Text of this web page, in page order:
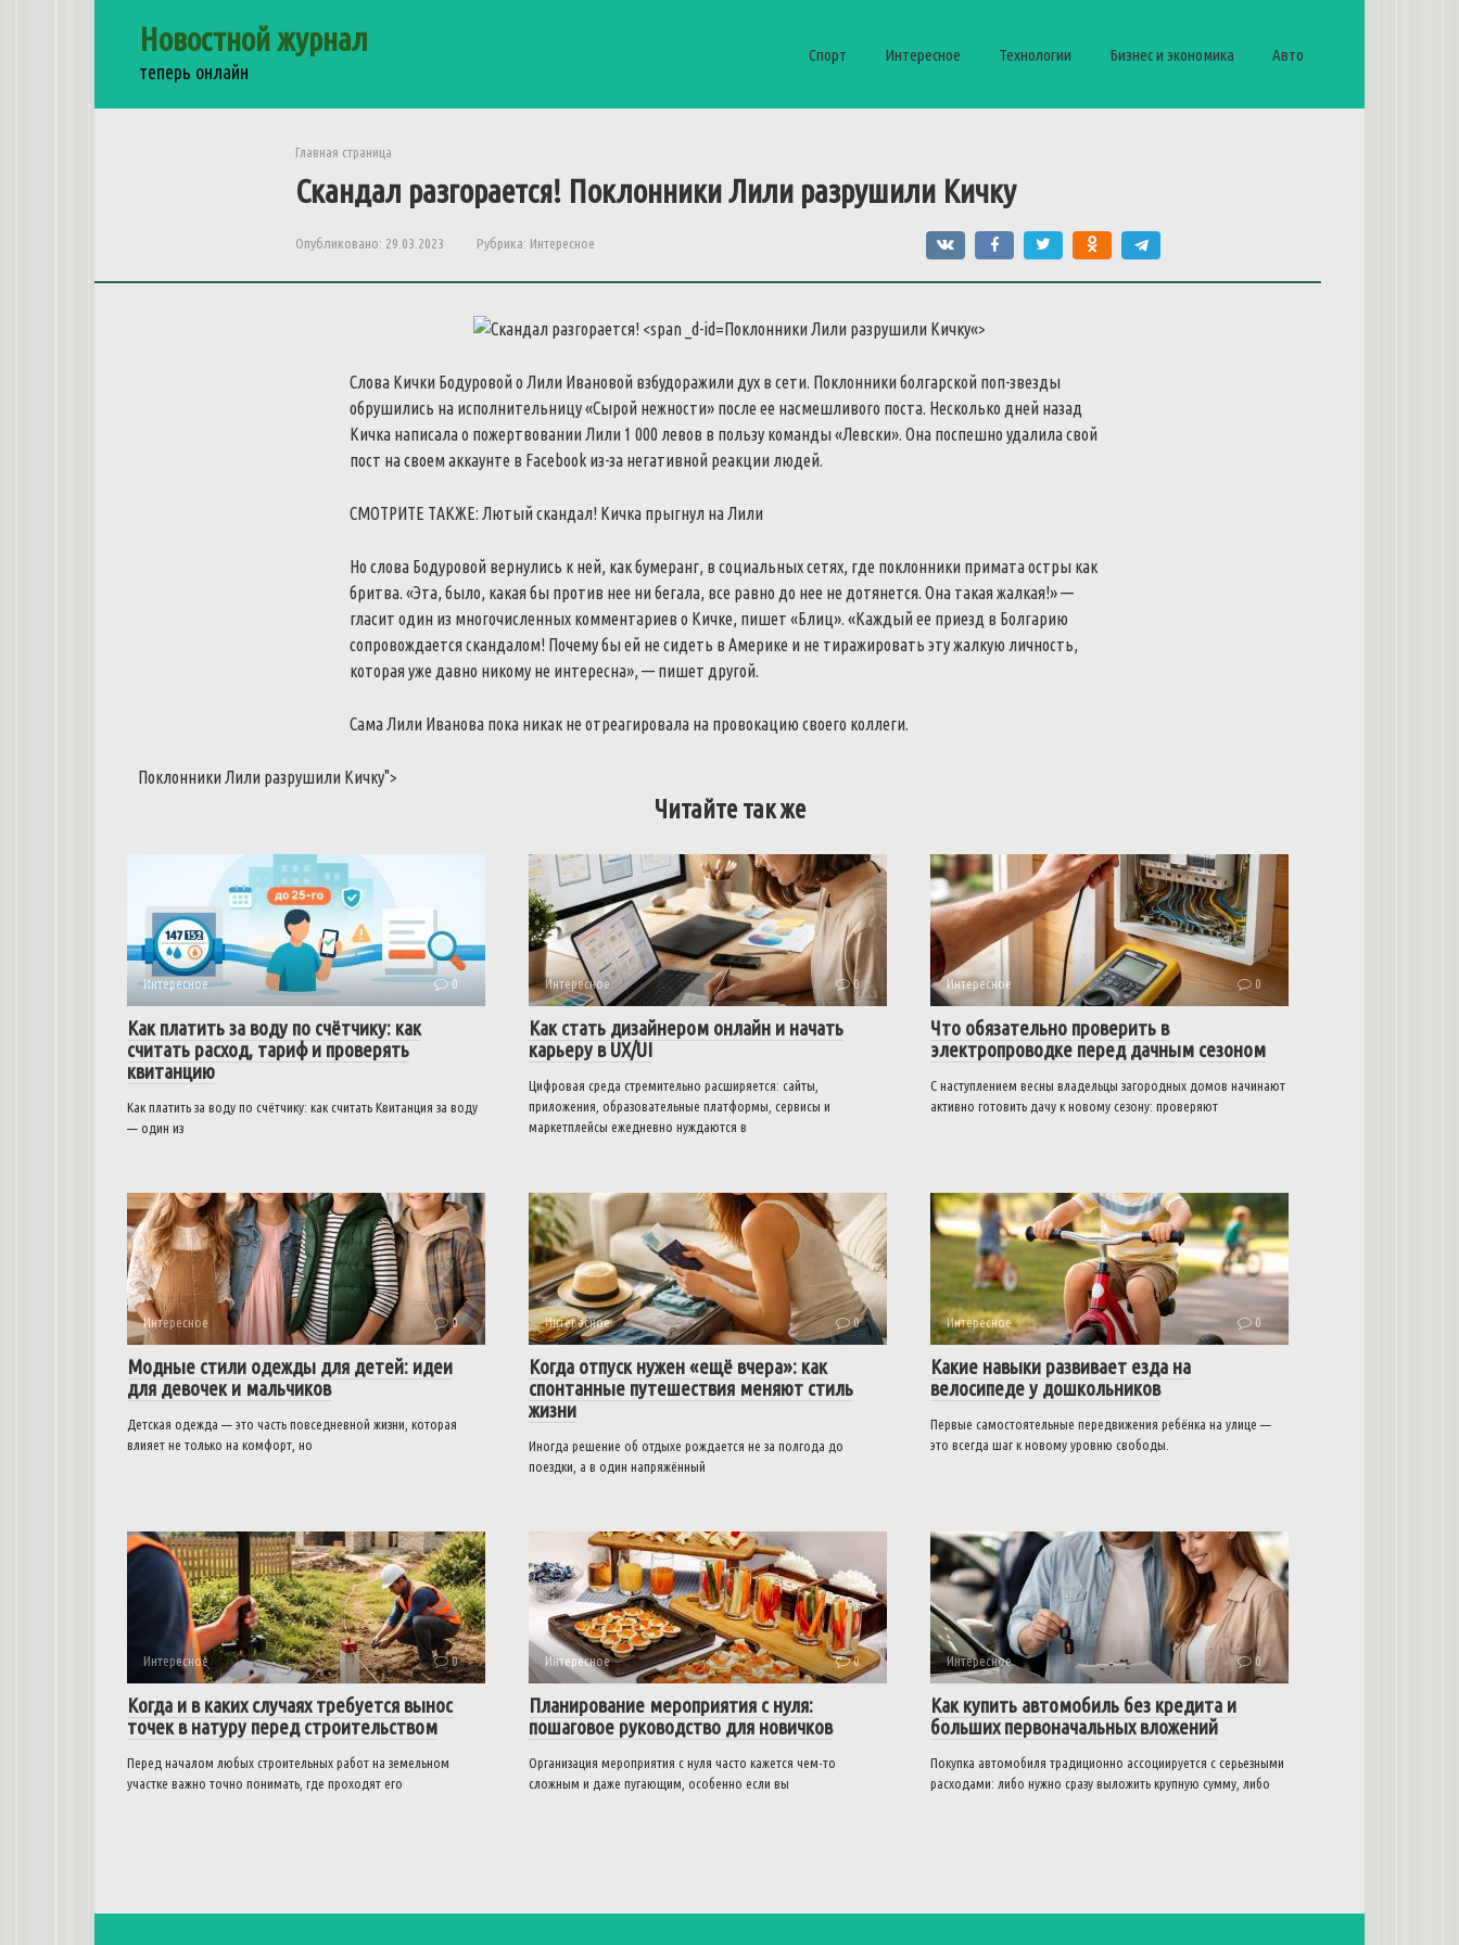
Новостной журнал
теперь онлайн
Спорт Интересное Технологии Бизнес и экономика Авто
Главная страница
Скандал разгорается! Поклонники Лили разрушили Кичку
Опубликовано: 29.03.2023 Рубрика: Интересное
Поклонники Лили разрушили Кичку«>
Слова Кички Бодуровой о Лили Ивановой взбудоражили дух в сети. Поклонники болгарской поп-звезды
обрушились на исполнительницу «Сырой нежности» после ее насмешливого поста. Несколько дней назад
Кичка написала о пожертвовании Лили 1 000 левов в пользу команды «Левски». Она поспешно удалила свой
пост на своем аккаунте в Facebook из-за негативной реакции людей.
СМОТРИТЕ ТАКЖЕ: Лютый скандал! Кичка прыгнул на Лили
Но слова Бодуровой вернулись к ней, как бумеранг, в социальных сетях, где поклонники примата остры как
бритва. «Эта, было, какая бы против нее ни бегала, все равно до нее не дотянется. Она такая жалкая!» —
гласит один из многочисленных комментариев о Кичке, пишет «Блиц». «Каждый ее приезд в Болгарию
сопровождается скандалом! Почему бы ей не сидеть в Америке и не тиражировать эту жалкую личность,
которая уже давно никому не интересна», — пишет другой.
Сама Лили Иванова пока никак не отреагировала на провокацию своего коллеги.
Поклонники Лили разрушили Кичку">
Читайте так же
Интересное 0
Как платить за воду по счётчику: как
считать расход, тариф и проверять
квитанцию
Как платить за воду по счётчику: как считать Квитанция за воду
— один из
Интересное 0
Как стать дизайнером онлайн и начать
карьеру в UX/UI
Цифровая среда стремительно расширяется: сайты,
приложения, образовательные платформы, сервисы и
маркетплейсы ежедневно нуждаются в
Интересное 0
Что обязательно проверить в
электропроводке перед дачным сезоном
С наступлением весны владельцы загородных домов начинают
активно готовить дачу к новому сезону: проверяют
Интересное 0
Модные стили одежды для детей: идеи
для девочек и мальчиков
Детская одежда — это часть повседневной жизни, которая
влияет не только на комфорт, но
Интересное 0
Когда отпуск нужен «ещё вчера»: как
спонтанные путешествия меняют стиль
жизни
Иногда решение об отдыхе рождается не за полгода до
поездки, а в один напряжённый
Интересное 0
Какие навыки развивает езда на
велосипеде у дошкольников
Первые самостоятельные передвижения ребёнка на улице —
это всегда шаг к новому уровню свободы.
Интересное 0
Когда и в каких случаях требуется вынос
точек в натуру перед строительством
Перед началом любых строительных работ на земельном
участке важно точно понимать, где проходят его
Интересное 0
Планирование мероприятия с нуля:
пошаговое руководство для новичков
Организация мероприятия с нуля часто кажется чем-то
сложным и даже пугающим, особенно если вы
Интересное 0
Как купить автомобиль без кредита и
больших первоначальных вложений
Покупка автомобиля традиционно ассоциируется с серьезными
расходами: либо нужно сразу выложить крупную сумму, либо